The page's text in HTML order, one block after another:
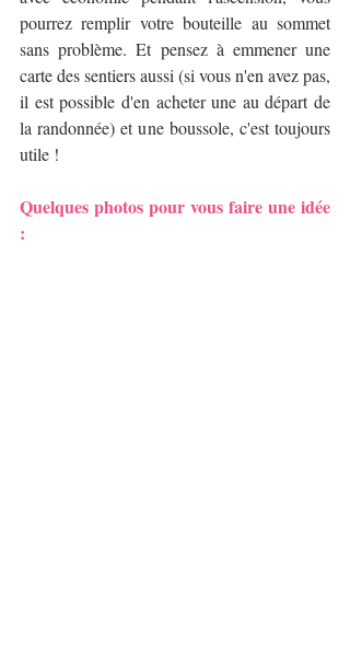
pourrez remplir votre bouteille au sommet
sans problème. Et pensez à emmener une
carte des sentiers aussi (si vous n'en avez pas,
il est possible d'en acheter une au départ de
la randonnée) et une boussole, c'est toujours
utile !
Quelques photos pour vous faire une idée
: